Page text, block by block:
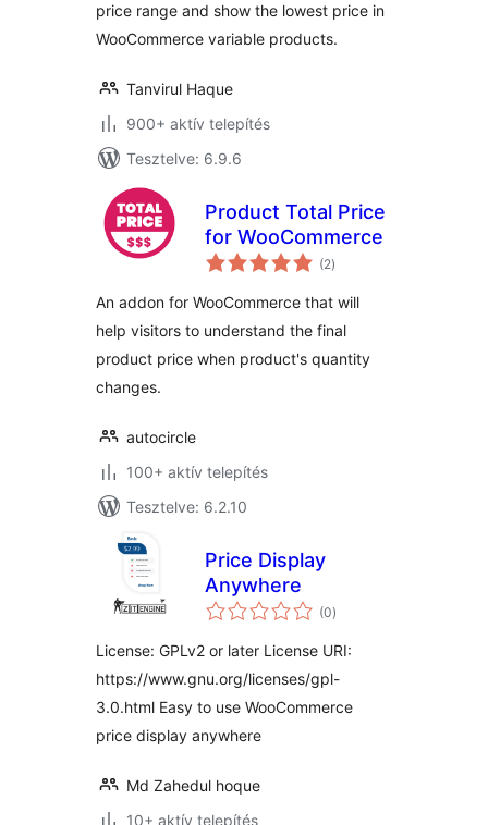
price range and show the lowest price in
WooCommerce variable products.
Tanvirul Haque
900+ aktív telepítés
Tesztelve: 6.9.6
Product Total Price
for WooCommerce
(2értékelés
összesen
)
An addon for WooCommerce that will
help visitors to understand the final
product price when product's quantity
changes.
autocircle
100+ aktív telepítés
Tesztelve: 6.2.10
Price Display
Anywhere
(0értékelés
összesen
)
License: GPLv2 or later License URI:
https://www.gnu.org/licenses/gpl-
3.0.html Easy to use WooCommerce
price display anywhere
Md Zahedul hoque
10+ aktív telepítés